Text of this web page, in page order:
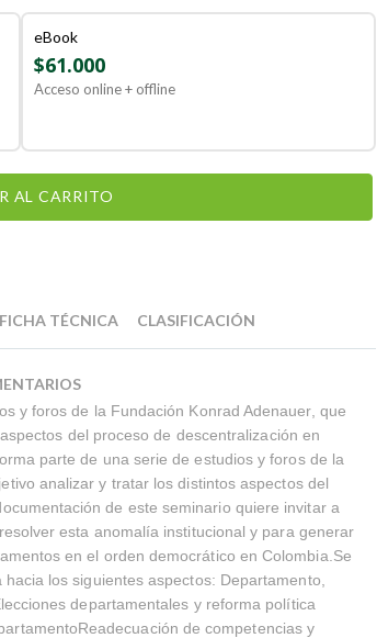
eBook
$61.000
Acceso online + offline
AL CARRITO
y foros de la Fundación Konrad Adenauer, que
del proceso de descentralización en
parte de una serie de estudios y foros de la
analizar y tratar los distintos aspectos del
de este seminario quiere invitar a
esta anomalía institucional y para generar
en el orden democrático en Colombia.Se
los siguientes aspectos: Departamento,
departamentales y reforma política
de competencias y
FICHA TÉCNICA CLASIFICACIÓN